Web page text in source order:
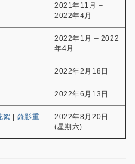
2021年11月 –
2022年4月
2022年1月 – 2022
年4月
2022年2月18日
2022年6月13日
絮 | 錄影重
2022年8月20日
(星期六)